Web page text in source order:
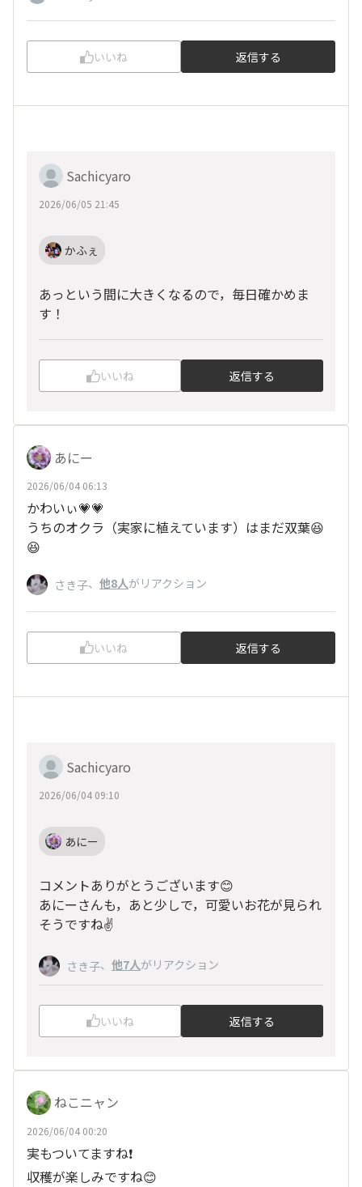
いいね 返信する
Sachicyaro
2026/06/05 21:45
かふぇ
あっという間に大きくなるので，毎日確かめま
す！
いいね 返信する
あにー
2026/06/04 06:13
かわいぃ💗💗
うちのオクラ（実家に植えています）はまだ双葉😆
😆
さき子、 他8人がリアクション
いいね 返信する
Sachicyaro
2026/06/04 09:10
あにー
コメントありがとうございます😊
あにーさんも，あと少しで，可愛いお花が見られ
そうですね✌️
さき子、 他7人がリアクション
いいね 返信する
ねこニャン
2026/06/04 00:20
実もついてますね❗️
収穫が楽しみですね😊